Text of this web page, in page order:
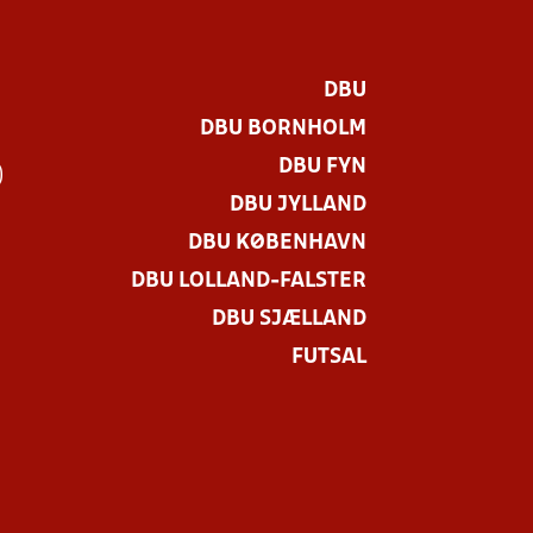
DBU
DBU BORNHOLM
DBU FYN
DBU JYLLAND
DBU KØBENHAVN
DBU LOLLAND-FALSTER
DBU SJÆLLAND
FUTSAL